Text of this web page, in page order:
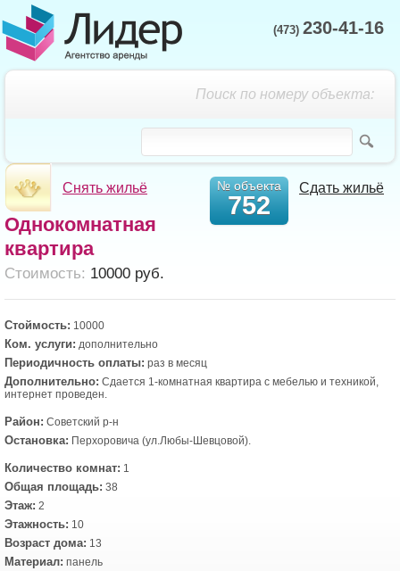
(473) 230-41-16
Поиск по номеру объекта:
Снять жильё Сдать жильё
№ объекта
752
Однокомнатная
квартира
Cтоимость: 10000 руб.
Стоймость: 10000
Ком. услуги: дополнительно
Периодичность оплаты: раз в месяц
Дополнительно: Сдается 1-комнатная квартира с мебелью и техникой,
интернет проведен.
Район: Советский р-н
Остановка: Перхоровича (ул.Любы-Шевцовой).
Количество комнат: 1
Общая площадь: 38
Этаж: 2
Этажность: 10
Возраст дома: 13
Материал: панель